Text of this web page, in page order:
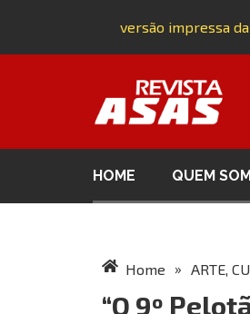
Adquira a versão impressa da
HOME QUEM
Home » ARTE,
“O 9º